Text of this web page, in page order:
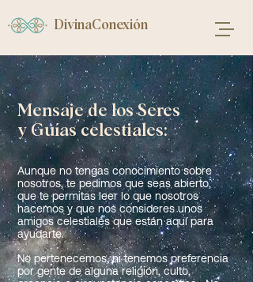
DivinaConexión
Mensaje de los Seres
y Guías celestiales:
Aunque no tengas conocimiento sobre
nosotros, te pedimos que seas abierto,
que te permitas leer lo que nosotros
hacemos y que nos consideres unos
amigos celestiales que están aquí para
ayudarte.
No pertenecemos, ni tenemos preferencia
por gente de alguna religión, culto,